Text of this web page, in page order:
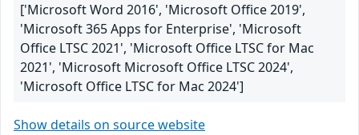
['Microsoft Word 2016', 'Microsoft Office 2019',
'Microsoft 365 Apps for Enterprise', 'Microsoft
Office LTSC 2021', 'Microsoft Office LTSC for Mac
2021', 'Microsoft Microsoft Office LTSC 2024',
'Microsoft Office LTSC for Mac 2024']
Show details on source website